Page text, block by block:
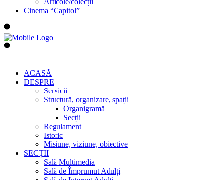
Cinema “Capitol”
ACASĂ
DESPRE
Servicii
Structură, organizare, spații
Organigramă
Secții
Regulament
Istoric
Misiune, viziune, obiective
SECȚII
Sală Multimedia
Sală de Împrumut Adulți